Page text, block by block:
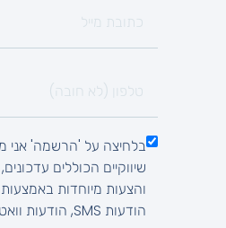
בלחיצה על 'הרשמה' אני
שיווקיים הכוללים
והצעות מיוחדות
הודעות SMS, הודעות וואטסאפ, שיחת טלפון.